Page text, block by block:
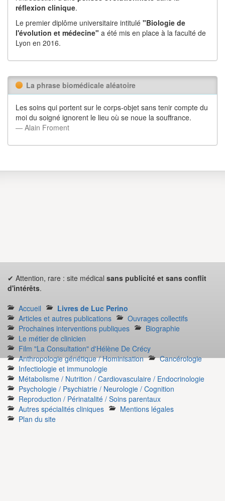
réflexion clinique.
Le premier diplôme universitaire intitulé "Biologie de
l'évolution et médecine" a été mis en place à la faculté de
Lyon en 2016.
La phrase biomédicale aléatoire
Les soins qui portent sur le corps-objet sans tenir compte du
moi du soigné ignorent le lieu où se noue la souffrance.
― Alain Froment
✔ Attention, rare : site médical sans publicité et sans conflit
d'intérêts.
Accueil
Livres de Luc Perino
Articles et autres publications
Ouvrages collectifs
Prochaines interventions publiques
Biographie
Le métier de clinicien
Film "La Consultation" d'Hélène De Crécy
Anthropologie génétique / Hominisation
Cancérologie
Infectiologie et immunologie
Métabolisme / Nutrition / Cardiovasculaire / Endocrinologie
Psychologie / Psychiatrie / Neurologie / Cognition
Reproduction / Périnatalité / Soins parentaux
Autres spécialités cliniques
Mentions légales
Plan du site